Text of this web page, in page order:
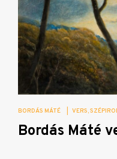
BORDÁS MÁTÉ VERS
Bordás Máté